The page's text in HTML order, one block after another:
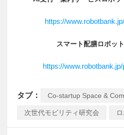
https://
スマート配膳ロボッ
https://
タブ： Co-startup Space &
次世代モビリティ研究会